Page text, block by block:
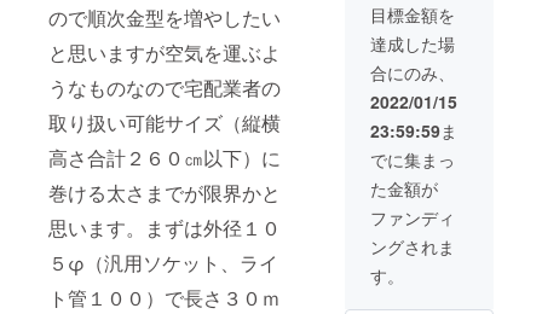
ので順次金型を増やしたい
と思いますが空気を運ぶよ
うなものなので宅配業者の
取り扱い可能サイズ（縦横
高さ合計２６０㎝以下）に
巻ける太さまでが限界かと
思います。まずは外径１０
５φ（汎用ソケット、ライ
ト管１００）で長さ３０ｍ
目標金額を
達成した場
合にのみ、
2022/01/15
23:59:59ま
でに集まっ
た金額が
ファンディ
ングされま
す。